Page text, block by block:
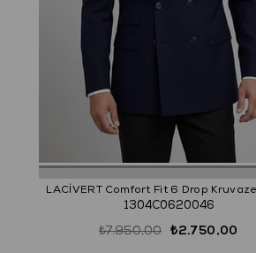
LACİVERT Comfort Fit 6 Drop
1304C0620046
₺2.750,00
₺7.950,00